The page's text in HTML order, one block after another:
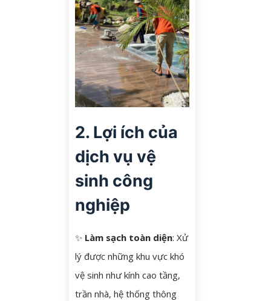
2. Lợi ích của
dịch vụ vệ
sinh công
nghiệp
✨ Làm sạch toàn diện: Xử
lý được những khu vực khó
vệ sinh như kính cao tầng,
trần nhà, hệ thống thông